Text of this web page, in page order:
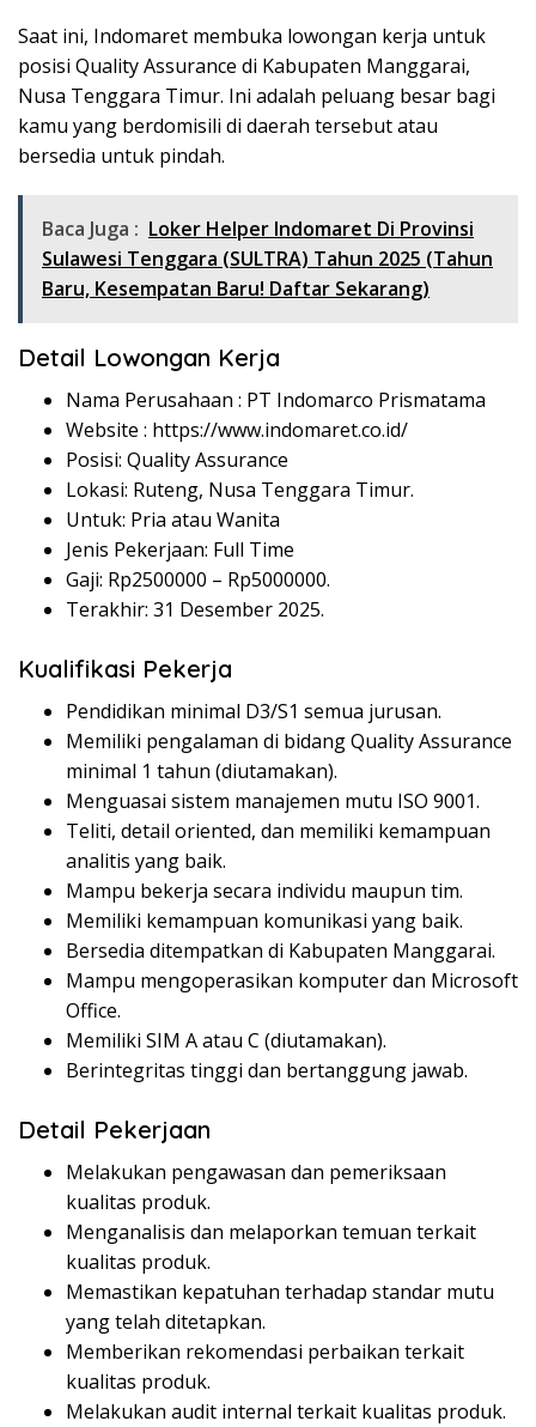
Saat ini, Indomaret membuka lowongan kerja untuk
posisi Quality Assurance di Kabupaten Manggarai,
Nusa Tenggara Timur. Ini adalah peluang besar bagi
kamu yang berdomisili di daerah tersebut atau
bersedia untuk pindah.
Baca Juga : Loker Helper Indomaret Di Provinsi
Sulawesi Tenggara (SULTRA) Tahun 2025 (Tahun
Baru, Kesempatan Baru! Daftar Sekarang)
Detail Lowongan Kerja
Nama Perusahaan : PT Indomarco Prismatama
Website : https://www.indomaret.co.id/
Posisi: Quality Assurance
Lokasi: Ruteng, Nusa Tenggara Timur.
Untuk: Pria atau Wanita
Jenis Pekerjaan: Full Time
Gaji: Rp2500000 – Rp5000000.
Terakhir: 31 Desember 2025.
Kualifikasi Pekerja
Pendidikan minimal D3/S1 semua jurusan.
Memiliki pengalaman di bidang Quality Assurance
minimal 1 tahun (diutamakan).
Menguasai sistem manajemen mutu ISO 9001.
Teliti, detail oriented, dan memiliki kemampuan
analitis yang baik.
Mampu bekerja secara individu maupun tim.
Memiliki kemampuan komunikasi yang baik.
Bersedia ditempatkan di Kabupaten Manggarai.
Mampu mengoperasikan komputer dan Microsoft
Office.
Memiliki SIM A atau C (diutamakan).
Berintegritas tinggi dan bertanggung jawab.
Detail Pekerjaan
Melakukan pengawasan dan pemeriksaan
kualitas produk.
Menganalisis dan melaporkan temuan terkait
kualitas produk.
Memastikan kepatuhan terhadap standar mutu
yang telah ditetapkan.
Memberikan rekomendasi perbaikan terkait
kualitas produk.
Melakukan audit internal terkait kualitas produk.